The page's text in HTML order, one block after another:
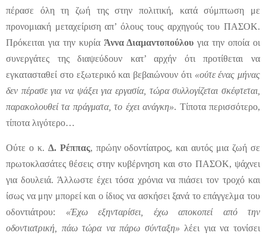
πέρασε όλη τη ζωή της στην πολιτική, κατά σύμπτωση με
προνομιακή μεταχείριση απ’ όλους τους αρχηγούς του ΠΑΣΟΚ.
Πρόκειται για την κυρία Άννα Διαμαντοπούλου για την οποία οι
συνεργάτες της διαψεύδουν κατ’ αρχήν ότι προτίθεται να
εγκατασταθεί στο εξωτερικό και βεβαιώνουν ότι «ούτε ένας μήνας
δεν πέρασε για να ψάξει για εργασία, τώρα συλλογίζεται σκέφτεται,
παρακολουθεί τα πράγματα, το έχει ανάγκη». Τίποτα περισσότερο,
τίποτα λιγότερο…
Ούτε ο κ. Δ. Ρέππας, πρώην οδοντίατρος, και αυτός μια ζωή σε
πρωτοκλασάτες θέσεις στην κυβέρνηση και στο ΠΑΣΟΚ, ψάχνει
για δουλειά. Άλλωστε έχει τόσα χρόνια να πιάσει τον τροχό και
ίσως να μην μπορεί και ο ίδιος να ασκήσει ξανά το επάγγελμα του
οδοντιάτρου: «Έχω εξηνταρίσει, έχω αποκοπεί από την
οδοντιατρική, πάω τώρα να πάρω σύνταξη» λέει για να τονίσει